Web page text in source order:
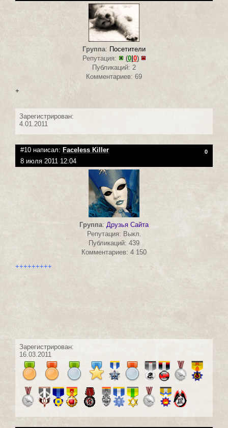
Группа: Посетители
Репутация:
(0| 0)
Публикаций: 2
Комментариев: 69
+
Зарегистрирован:
4.01.2011
#10 написал: Faceless Killer 0
8 июля 2011 12:04
Группа: Друзья Сайта
Репутация: Выкл.
Публикаций: 439
Комментариев: 4 150
+++++++++
Зарегистрирован:
16.03.2011